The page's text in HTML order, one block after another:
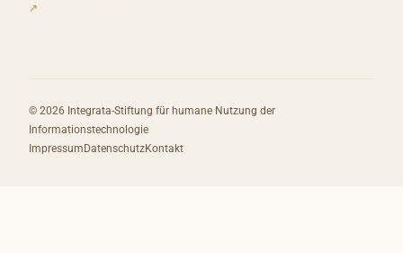
↗
© 2026 Integrata-Stiftung für humane Nutzung der
Informationstechnologie
ImpressumDatenschutzKontakt